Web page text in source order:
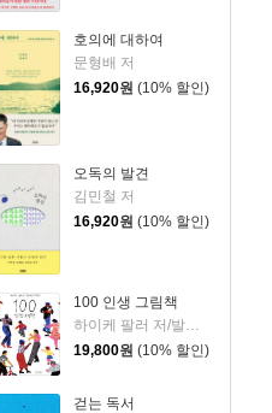
호의에 대하여
문형배 저
16,920원 (10% 할인)
오독의 발견
김민철 저
16,920원 (10% 할인)
100 인생 그림책
하이케 팔러 저/발레리오 비달리 그림/김서정 역
19,800원 (10% 할인)
걷는 독서